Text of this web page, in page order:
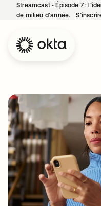
Streamcast ‑ Épisode 7 :
de milieu d’année.